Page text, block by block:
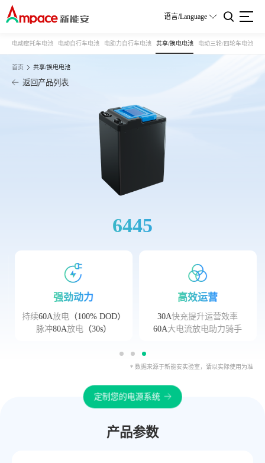
语言/Language
电动摩托车电池 电动自行车电池 电助力自行车电池 共享/换电电池 电动三轮/四轮车电池
首页 共享/换电电池
返回产品列表
6445
强劲动力
持续60A放电（100% DOD）
脉冲80A放电（30s）
高效运营
30A快充提升运营效率
60A大电流放电助力骑手
* 数据来源于新能安实验室，请以实际使用为准
定制您的电源系统
产品参数